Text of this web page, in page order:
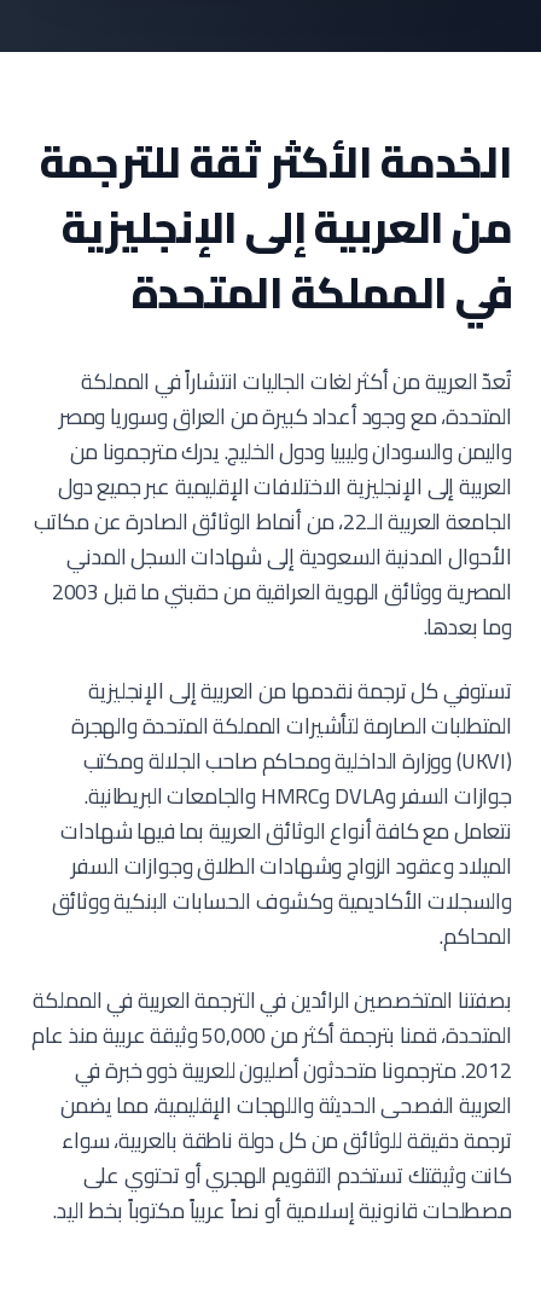
الخدمة الأكثر ثقة للترجمة
من العربية إلى الإنجليزية
في المملكة المتحدة
تُعدّ العربية من أكثر لغات الجاليات انتشاراً في المملكة
المتحدة، مع وجود أعداد كبيرة من العراق وسوريا ومصر
واليمن والسودان وليبيا ودول الخليج. يدرك مترجمونا من
العربية إلى الإنجليزية الاختلافات الإقليمية عبر جميع دول
الجامعة العربية الـ22، من أنماط الوثائق الصادرة عن مكاتب
الأحوال المدنية السعودية إلى شهادات السجل المدني
المصرية ووثائق الهوية العراقية من حقبتي ما قبل 2003
وما بعدها.
تستوفي كل ترجمة نقدمها من العربية إلى الإنجليزية
المتطلبات الصارمة لتأشيرات المملكة المتحدة والهجرة
(UKVI) ووزارة الداخلية ومحاكم صاحب الجلالة ومكتب
جوازات السفر وDVLA وHMRC والجامعات البريطانية.
نتعامل مع كافة أنواع الوثائق العربية بما فيها شهادات
الميلاد وعقود الزواج وشهادات الطلاق وجوازات السفر
والسجلات الأكاديمية وكشوف الحسابات البنكية ووثائق
المحاكم.
بصفتنا المتخصصين الرائدين في الترجمة العربية في المملكة
المتحدة، قمنا بترجمة أكثر من 50,000 وثيقة عربية منذ عام
2012. مترجمونا متحدثون أصليون للعربية ذوو خبرة في
العربية الفصحى الحديثة واللهجات الإقليمية، مما يضمن
ترجمة دقيقة للوثائق من كل دولة ناطقة بالعربية، سواء
كانت وثيقتك تستخدم التقويم الهجري أو تحتوي على
مصطلحات قانونية إسلامية أو نصاً عربياً مكتوباً بخط اليد.